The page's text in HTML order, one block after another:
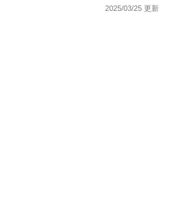
2025/03/25 更新